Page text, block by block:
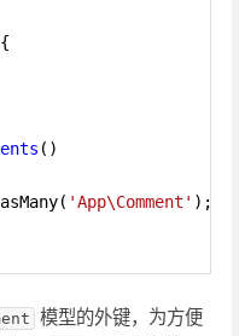
{
()
( 'App\Comment' );
模型的外键，为方便